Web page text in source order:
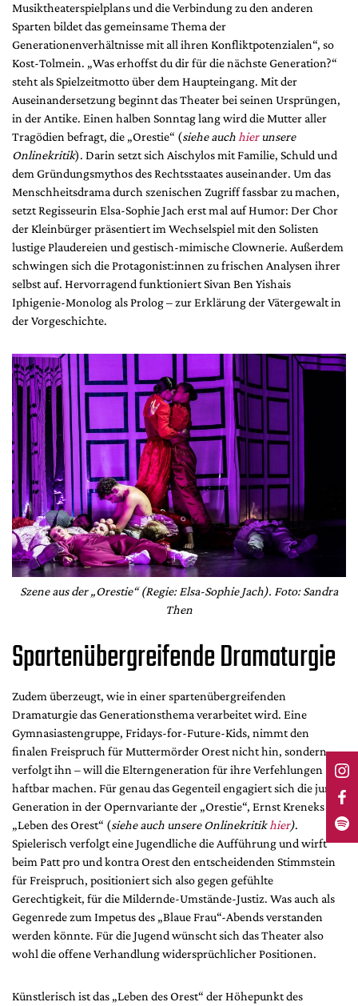
Musiktheaterspielplans und die Verbindung zu den anderen
Sparten bildet das gemeinsame Thema der
Generationenverhältnisse mit all ihren Konfliktpotenzialen“, so
Kost-Tolmein. „Was erhoffst du dir für die nächste Generation?“
steht als Spielzeitmotto über dem Haupteingang. Mit der
Auseinandersetzung beginnt das Theater bei seinen Ursprüngen,
in der Antike. Einen halben Sonntag lang wird die Mutter aller
Tragödien befragt, die „Orestie“ (siehe auch hierunsere
Onlinekritik). Darin setzt sich Aischylos mit Familie, Schuld und
dem Gründungsmythos des Rechtsstaates auseinander. Um das
Menschheitsdrama durch szenischen Zugriff fassbar zu machen,
setzt Regisseurin Elsa-Sophie Jach erst mal auf Humor: Der Chor
der Kleinbürger präsentiert im Wechselspiel mit den Solisten
lustige Plaudereien und gestisch-mimische Clownerie. Außerdem
schwingen sich die Protagonist:innen zu frischen Analysen ihrer
selbst auf. Hervorragend funktioniert Sivan Ben Yishais
Iphigenie-Monolog als Prolog – zur Erklärung der Vätergewalt in
der Vorgeschichte.
Szene aus der „Orestie“ (Regie: Elsa-Sophie Jach). Foto: Sandra
Then
Spartenübergreifende Dramaturgie
Zudem überzeugt, wie in einer spartenübergreifenden
Dramaturgie das Generationsthema verarbeitet wird. Eine
Gymnasiastengruppe, Fridays-for-Future-Kids, nimmt den
finalen Freispruch für Muttermörder Orest nicht hin, sondern
verfolgt ihn – will die Elterngeneration für ihre Verfehlungen
haftbar machen. Für genau das Gegenteil engagiert sich die junge
Generation in der Opernvariante der „Orestie“, Ernst Kreneks
„Leben des Orest“ (siehe auch unsere Onlinekritikhier).
Spielerisch verfolgt eine Jugendliche die Aufführung und wirft
beim Patt pro und kontra Orest den entscheidenden Stimmstein
für Freispruch, positioniert sich also gegen gefühlte
Gerechtigkeit, für die Mildernde-Umstände-Justiz. Was auch als
Gegenrede zum Impetus des „Blaue Frau“-Abends verstanden
werden könnte. Für die Jugend wünscht sich das Theater also
wohl die offene Verhandlung widersprüchlicher Positionen.
Künstlerisch ist das „Leben des Orest“ der Höhepunkt des